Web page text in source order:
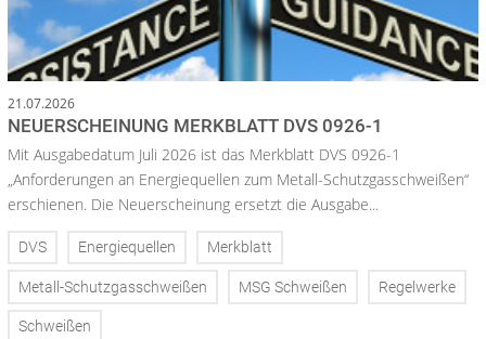
21.07.2026
NEUERSCHEINUNG MERKBLATT DVS 0926-1
Mit Ausgabedatum Juli 2026 ist das Merkblatt DVS 0926-1
„Anforderungen an Energiequellen zum Metall-Schutzgasschweißen“
erschienen. Die Neuerscheinung ersetzt die Ausgabe...
DVS Energiequellen Merkblatt
Metall-Schutzgasschweißen MSG Schweißen Regelwerke
Schweißen